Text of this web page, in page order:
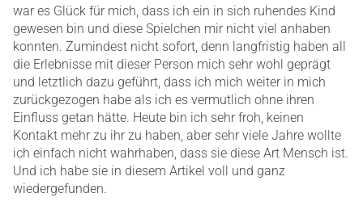
war es Glück für mich, dass ich ein in sich ruhendes Kind
gewesen bin und diese Spielchen mir nicht viel anhaben
konnten. Zumindest nicht sofort, denn langfristig haben all
die Erlebnisse mit dieser Person mich sehr wohl geprägt
und letztlich dazu geführt, dass ich mich weiter in mich
zurückgezogen habe als ich es vermutlich ohne ihren
Einfluss getan hätte. Heute bin ich sehr froh, keinen
Kontakt mehr zu ihr zu haben, aber sehr viele Jahre wollte
ich einfach nicht wahrhaben, dass sie diese Art Mensch ist.
Und ich habe sie in diesem Artikel voll und ganz
wiedergefunden.